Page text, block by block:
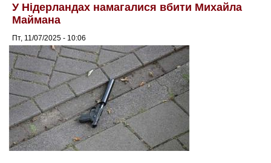
У Нідерландах намагалися вбити Михайла
Маймана
Пт, 11/07/2025 - 10:06